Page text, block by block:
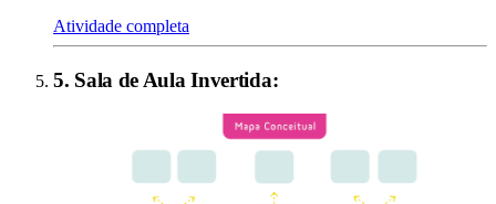
Atividade completa
5. Sala de Aula Invertida: